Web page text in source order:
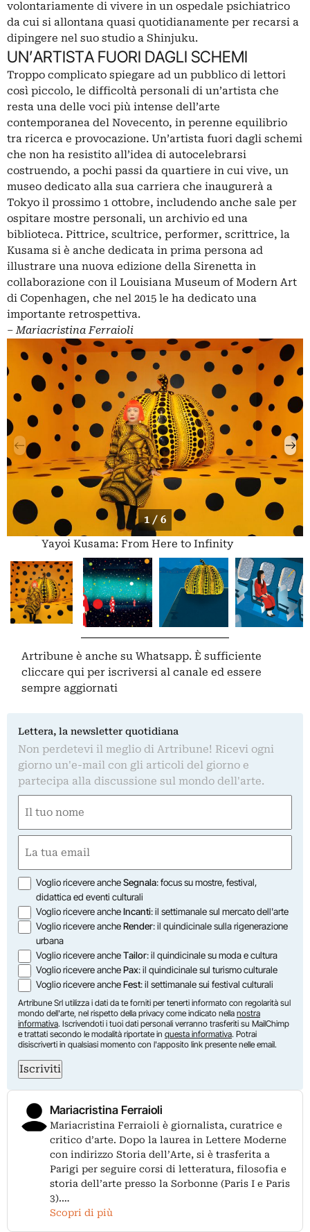
volontariamente di vivere in un ospedale psichiatrico
da cui si allontana quasi quotidianamente per recarsi a
dipingere nel suo studio a Shinjuku.
UN’ARTISTA FUORI DAGLI SCHEMI
Troppo complicato spiegare ad un pubblico di lettori
così piccolo, le difficoltà personali di un’artista che
resta una delle voci più intense dell’arte
contemporanea del Novecento, in perenne equilibrio
tra ricerca e provocazione. Un’artista fuori dagli schemi
che non ha resistito all’idea di autocelebrarsi
costruendo, a pochi passi da quartiere in cui vive, un
museo dedicato alla sua carriera che inaugurerà a
Tokyo il prossimo 1 ottobre, includendo anche sale per
ospitare mostre personali, un archivio ed una
biblioteca. Pittrice, scultrice, performer, scrittrice, la
Kusama si è anche dedicata in prima persona ad
illustrare una nuova edizione della Sirenetta in
collaborazione con il Louisiana Museum of Modern Art
di Copenhagen, che nel 2015 le ha dedicato una
importante retrospettiva.
– Mariacristina Ferraioli
1 / 6
Yayoi Kusama: From Here to Infinity
Artribune è anche su Whatsapp. È sufficiente
cliccare qui per iscriversi al canale ed essere
sempre aggiornati
Lettera, la newsletter quotidiana
Non perdetevi il meglio di Artribune! Ricevi ogni
giorno un'e-mail con gli articoli del giorno e
partecipa alla discussione sul mondo dell'arte.
(Obbligatorio)
Nome
(Obbligatorio)
Opzioni
Voglio ricevere ancheSegnala: focus su mostre, festival,
didattica ed eventi culturali
Voglio ricevere ancheIncanti: il settimanale sul mercato dell'arte
Voglio ricevere ancheRender: il quindicinale sulla rigenerazione
urbana
Voglio ricevere ancheTailor: il quindicinale su moda e cultura
Voglio ricevere anchePax: il quindicinale sul turismo culturale
Voglio ricevere ancheFest: il settimanale sui festival culturali
Artribune Srl utilizza i dati da te forniti per tenerti informato con regolarità sul
mondo dell'arte, nel rispetto della privacy come indicato nella nostra
informativa. Iscrivendoti i tuoi dati personali verranno trasferiti su MailChimp
e trattati secondo le modalità riportate in questa informativa. Potrai
disiscriverti in qualsiasi momento con l'apposito link presente nelle email.
Iscriviti
Mariacristina Ferraioli
Mariacristina Ferraioli è giornalista, curatrice e
critico d’arte. Dopo la laurea in Lettere Moderne
con indirizzo Storia dell’Arte, si è trasferita a
Parigi per seguire corsi di letteratura, filosofia e
storia dell’arte presso la Sorbonne (Paris I e Paris
3).…
Scopri di più